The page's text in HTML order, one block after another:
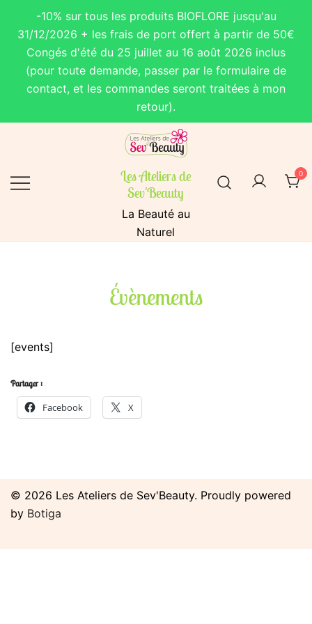
-10% sur tous les produits BIOFLORE jusqu'au
31/12/2026 + les frais de port offert à partir de 50€
Congés d'été du 25 juillet au 16 août 2026 inclus
(pour toute demande, passer par le formulaire de
contact, et les commandes seront traitées à mon
retour).
Les Ateliers de
Sev'Beauty
La Beauté au
Naturel
0
Évènements
[events]
Partager :
Facebook X
© 2026 Les Ateliers de Sev'Beauty. Proudly powered
by Botiga